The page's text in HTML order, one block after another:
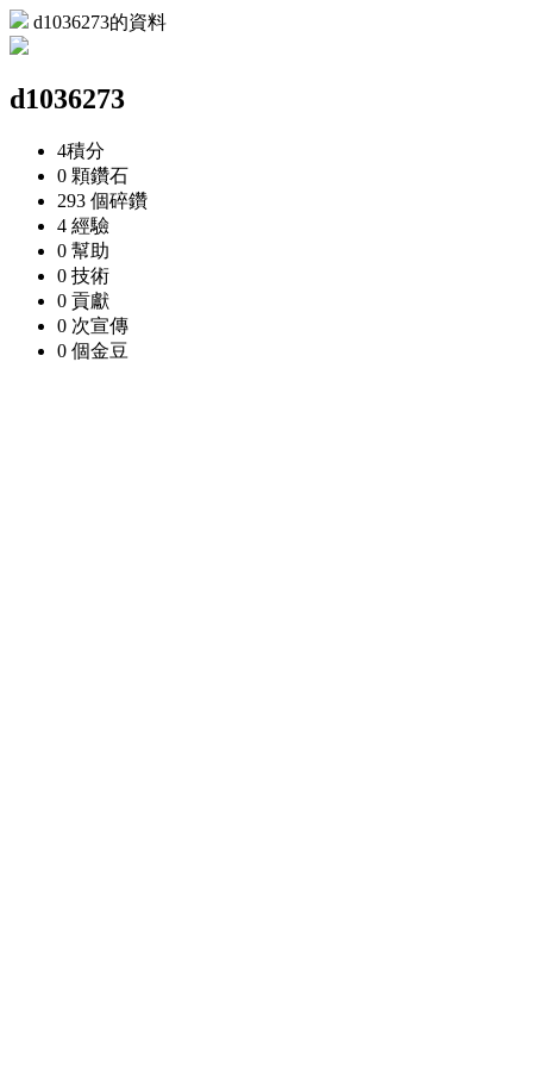
d1036273的資料
d1036273
4積分
0 顆鑽石
293 個碎鑽
4 經驗
0 幫助
0 技術
0 貢獻
0 次宣傳
0 個金豆